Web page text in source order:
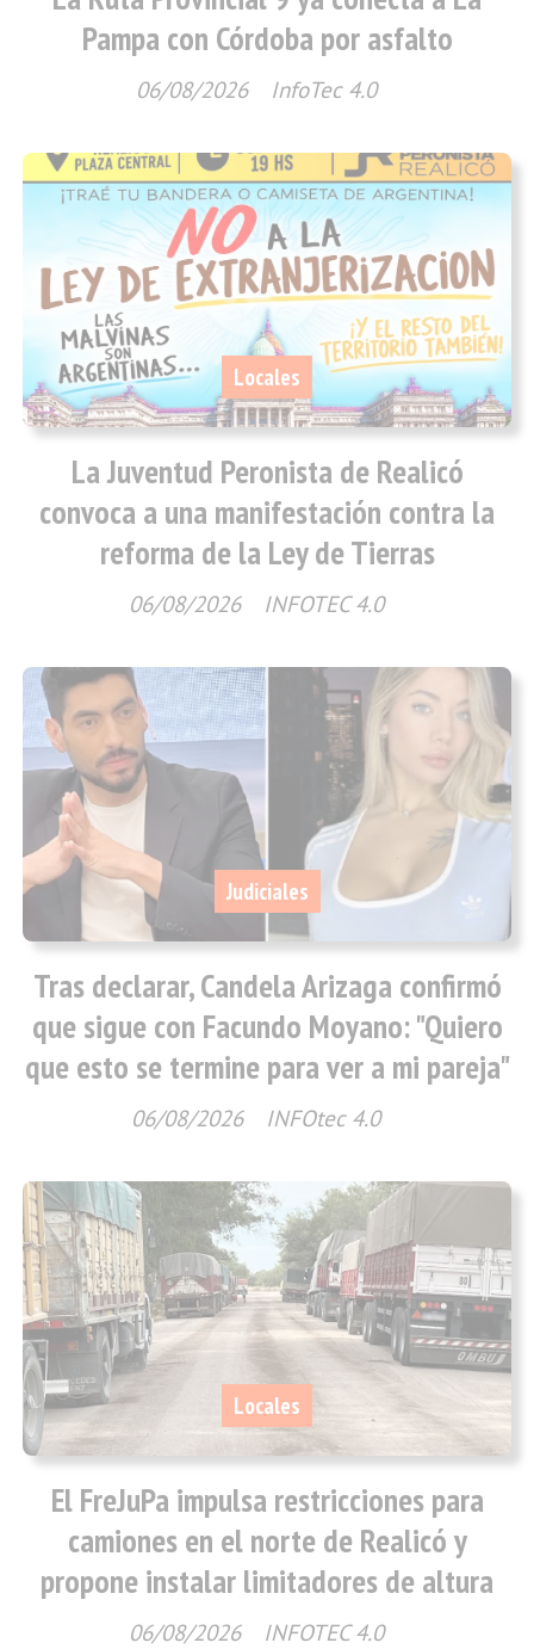
Pampa con Córdoba por asfalto
InfoTec 4.0
06/08/2026
La Juventud Peronista de Realicó
convoca a una manifestación contra la
reforma de la Ley de Tierras
INFOTEC 4.0
Locales
06/08/2026
Tras declarar, Candela Arizaga confirmó
que sigue con Facundo Moyano: "Quiero
que esto se termine para ver a mi pareja"
INFOtec 4.0
Judiciales
06/08/2026
El FreJuPa impulsa restricciones para
camiones en el norte de Realicó y
propone instalar limitadores de altura
INFOTEC 4.0
Locales
06/08/2026